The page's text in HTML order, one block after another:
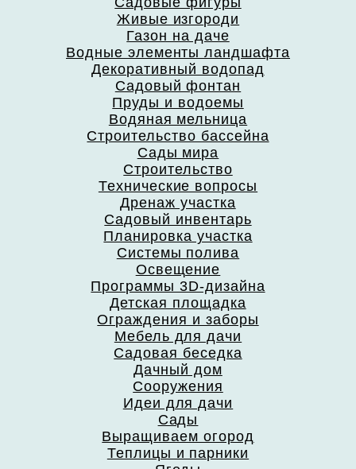
Живые изгороди
Газон на даче
Водные элементы ландшафта
Декоративный водопад
Садовый фонтан
Пруды и водоемы
Водяная мельница
Строительство бассейна
Сады мира
Строительство
Технические вопросы
Дренаж участка
Садовый инвентарь
Планировка участка
Системы полива
Освещение
Программы 3D-дизайна
Детская площадка
Ограждения и заборы
Мебель для дачи
Садовая беседка
Дачный дом
Сооружения
Идеи для дачи
Сады
Выращиваем огород
Теплицы и парники